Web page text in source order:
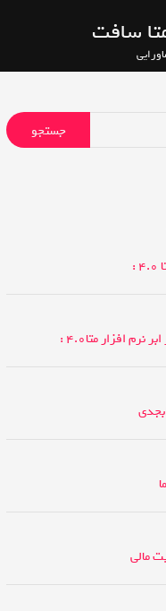
سافت
:
نرم افزار متا4.0 :
مالی